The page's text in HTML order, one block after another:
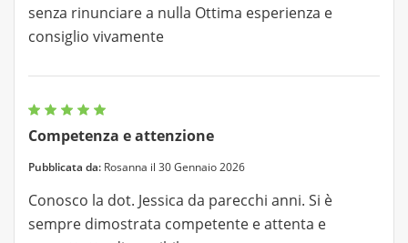
senza rinunciare a nulla Ottima esperienza e
consiglio vivamente
Competenza e attenzione
Pubblicata da: Rosanna il 30 Gennaio 2026
Conosco la dot. Jessica da parecchi anni. Si è
sempre dimostrata competente e attenta e